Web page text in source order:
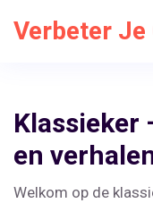
Verbeter Je
Klassieker
en
Welkom op de